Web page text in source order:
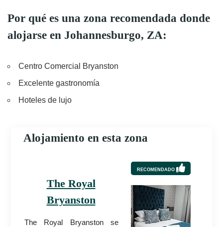
Por qué es una zona recomendada donde
alojarse en Johannesburgo, ZA:
Centro Comercial Bryanston
Excelente gastronomía
Hoteles de lujo
Alojamiento en esta zona
RECOMENDADO
The Royal
Bryanston
The Royal Bryanston se